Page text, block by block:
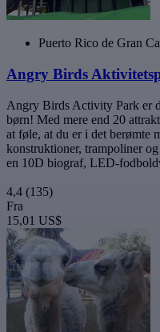
Puerto Rico de Gran
Angry Birds
Angry Birds Activity Park er
børn! Med mere end 20
at føle, at du er i det berømte
konstruktioner, trampoliner
en 10D biograf, LED-
4,4 (135)
Fra
15,01 US$